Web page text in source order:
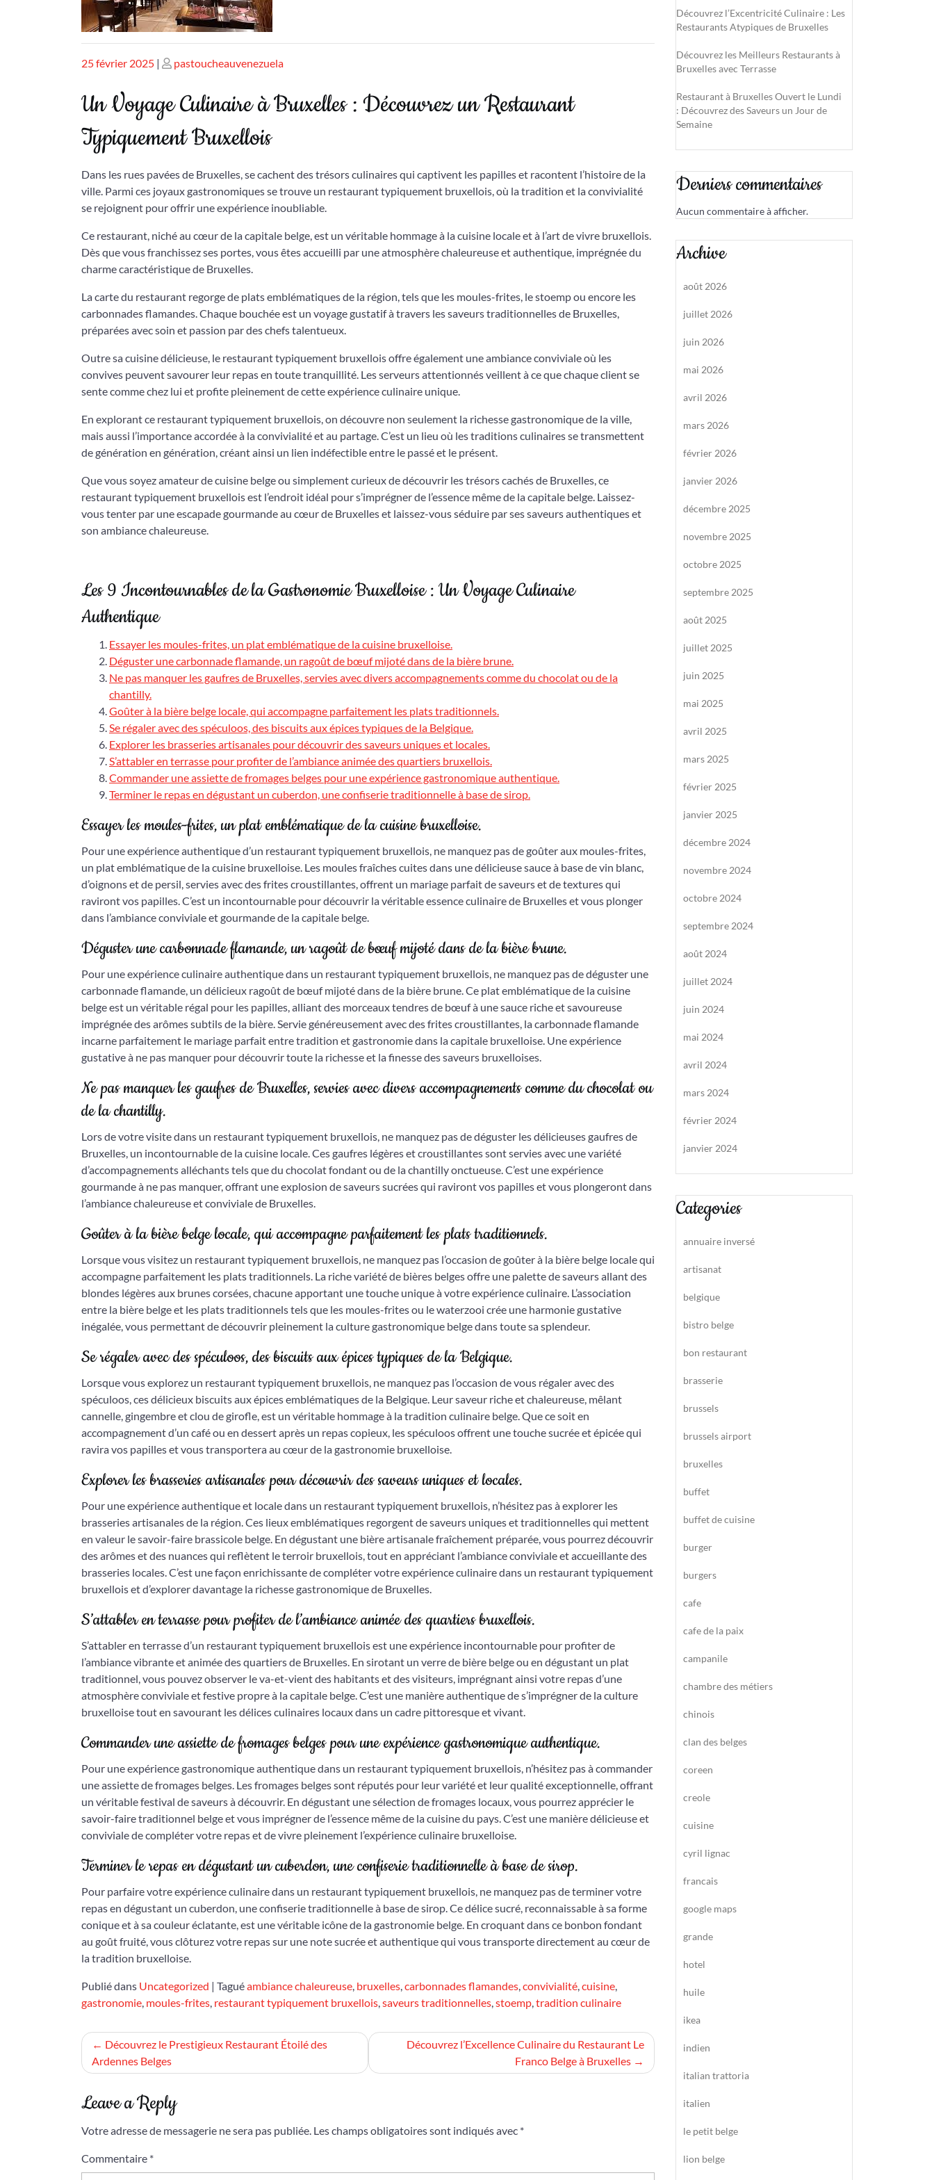
Publié
25 février 2025 | Publié
pastoucheauvenezuela
Un Voyage Culinaire à Bruxelles : Découvrez un Restaurant
Typiquement Bruxellois
Dans les rues pavées de Bruxelles, se cachent des trésors culinaires qui captivent les papilles et racontent l’histoire de la
ville. Parmi ces joyaux gastronomiques se trouve un restaurant typiquement bruxellois, où la tradition et la convivialité
se rejoignent pour offrir une expérience inoubliable.
Ce restaurant, niché au cœur de la capitale belge, est un véritable hommage à la cuisine locale et à l’art de vivre bruxellois.
Dès que vous franchissez ses portes, vous êtes accueilli par une atmosphère chaleureuse et authentique, imprégnée du
charme caractéristique de Bruxelles.
La carte du restaurant regorge de plats emblématiques de la région, tels que les moules-frites, le stoemp ou encore les
carbonnades flamandes. Chaque bouchée est un voyage gustatif à travers les saveurs traditionnelles de Bruxelles,
préparées avec soin et passion par des chefs talentueux.
Outre sa cuisine délicieuse, le restaurant typiquement bruxellois offre également une ambiance conviviale où les
convives peuvent savourer leur repas en toute tranquillité. Les serveurs attentionnés veillent à ce que chaque client se
sente comme chez lui et profite pleinement de cette expérience culinaire unique.
En explorant ce restaurant typiquement bruxellois, on découvre non seulement la richesse gastronomique de la ville,
mais aussi l’importance accordée à la convivialité et au partage. C’est un lieu où les traditions culinaires se transmettent
de génération en génération, créant ainsi un lien indéfectible entre le passé et le présent.
Que vous soyez amateur de cuisine belge ou simplement curieux de découvrir les trésors cachés de Bruxelles, ce
restaurant typiquement bruxellois est l’endroit idéal pour s’imprégner de l’essence même de la capitale belge. Laissez-
vous tenter par une escapade gourmande au cœur de Bruxelles et laissez-vous séduire par ses saveurs authentiques et
son ambiance chaleureuse.
Les 9 Incontournables de la Gastronomie Bruxelloise : Un Voyage Culinaire
Authentique
Essayer les moules-frites, un plat emblématique de la cuisine bruxelloise.
Déguster une carbonnade flamande, un ragoût de bœuf mijoté dans de la bière brune.
Ne pas manquer les gaufres de Bruxelles, servies avec divers accompagnements comme du chocolat ou de la
chantilly.
Goûter à la bière belge locale, qui accompagne parfaitement les plats traditionnels.
Se régaler avec des spéculoos, des biscuits aux épices typiques de la Belgique.
Explorer les brasseries artisanales pour découvrir des saveurs uniques et locales.
S’attabler en terrasse pour profiter de l’ambiance animée des quartiers bruxellois.
Commander une assiette de fromages belges pour une expérience gastronomique authentique.
Terminer le repas en dégustant un cuberdon, une confiserie traditionnelle à base de sirop.
Essayer les moules-frites, un plat emblématique de la cuisine bruxelloise.
Pour une expérience authentique d’un restaurant typiquement bruxellois, ne manquez pas de goûter aux moules-frites,
un plat emblématique de la cuisine bruxelloise. Les moules fraîches cuites dans une délicieuse sauce à base de vin blanc,
d’oignons et de persil, servies avec des frites croustillantes, offrent un mariage parfait de saveurs et de textures qui
raviront vos papilles. C’est un incontournable pour découvrir la véritable essence culinaire de Bruxelles et vous plonger
dans l’ambiance conviviale et gourmande de la capitale belge.
Déguster une carbonnade flamande, un ragoût de bœuf mijoté dans de la bière brune.
Pour une expérience culinaire authentique dans un restaurant typiquement bruxellois, ne manquez pas de déguster une
carbonnade flamande, un délicieux ragoût de bœuf mijoté dans de la bière brune. Ce plat emblématique de la cuisine
belge est un véritable régal pour les papilles, alliant des morceaux tendres de bœuf à une sauce riche et savoureuse
imprégnée des arômes subtils de la bière. Servie généreusement avec des frites croustillantes, la carbonnade flamande
incarne parfaitement le mariage parfait entre tradition et gastronomie dans la capitale bruxelloise. Une expérience
gustative à ne pas manquer pour découvrir toute la richesse et la finesse des saveurs bruxelloises.
Ne pas manquer les gaufres de Bruxelles, servies avec divers accompagnements comme du chocolat ou
de la chantilly.
Lors de votre visite dans un restaurant typiquement bruxellois, ne manquez pas de déguster les délicieuses gaufres de
Bruxelles, un incontournable de la cuisine locale. Ces gaufres légères et croustillantes sont servies avec une variété
d’accompagnements alléchants tels que du chocolat fondant ou de la chantilly onctueuse. C’est une expérience
gourmande à ne pas manquer, offrant une explosion de saveurs sucrées qui raviront vos papilles et vous plongeront dans
l’ambiance chaleureuse et conviviale de Bruxelles.
Goûter à la bière belge locale, qui accompagne parfaitement les plats traditionnels.
Lorsque vous visitez un restaurant typiquement bruxellois, ne manquez pas l’occasion de goûter à la bière belge locale qui
accompagne parfaitement les plats traditionnels. La riche variété de bières belges offre une palette de saveurs allant des
blondes légères aux brunes corsées, chacune apportant une touche unique à votre expérience culinaire. L’association
entre la bière belge et les plats traditionnels tels que les moules-frites ou le waterzooi crée une harmonie gustative
inégalée, vous permettant de découvrir pleinement la culture gastronomique belge dans toute sa splendeur.
Se régaler avec des spéculoos, des biscuits aux épices typiques de la Belgique.
Lorsque vous explorez un restaurant typiquement bruxellois, ne manquez pas l’occasion de vous régaler avec des
spéculoos, ces délicieux biscuits aux épices emblématiques de la Belgique. Leur saveur riche et chaleureuse, mêlant
cannelle, gingembre et clou de girofle, est un véritable hommage à la tradition culinaire belge. Que ce soit en
accompagnement d’un café ou en dessert après un repas copieux, les spéculoos offrent une touche sucrée et épicée qui
ravira vos papilles et vous transportera au cœur de la gastronomie bruxelloise.
Explorer les brasseries artisanales pour découvrir des saveurs uniques et locales.
Pour une expérience authentique et locale dans un restaurant typiquement bruxellois, n’hésitez pas à explorer les
brasseries artisanales de la région. Ces lieux emblématiques regorgent de saveurs uniques et traditionnelles qui mettent
en valeur le savoir-faire brassicole belge. En dégustant une bière artisanale fraîchement préparée, vous pourrez découvrir
des arômes et des nuances qui reflètent le terroir bruxellois, tout en appréciant l’ambiance conviviale et accueillante des
brasseries locales. C’est une façon enrichissante de compléter votre expérience culinaire dans un restaurant typiquement
bruxellois et d’explorer davantage la richesse gastronomique de Bruxelles.
S’attabler en terrasse pour profiter de l’ambiance animée des quartiers bruxellois.
S’attabler en terrasse d’un restaurant typiquement bruxellois est une expérience incontournable pour profiter de
l’ambiance vibrante et animée des quartiers de Bruxelles. En sirotant un verre de bière belge ou en dégustant un plat
traditionnel, vous pouvez observer le va-et-vient des habitants et des visiteurs, imprégnant ainsi votre repas d’une
atmosphère conviviale et festive propre à la capitale belge. C’est une manière authentique de s’imprégner de la culture
bruxelloise tout en savourant les délices culinaires locaux dans un cadre pittoresque et vivant.
Commander une assiette de fromages belges pour une expérience gastronomique authentique.
Pour une expérience gastronomique authentique dans un restaurant typiquement bruxellois, n’hésitez pas à commander
une assiette de fromages belges. Les fromages belges sont réputés pour leur variété et leur qualité exceptionnelle, offrant
un véritable festival de saveurs à découvrir. En dégustant une sélection de fromages locaux, vous pourrez apprécier le
savoir-faire traditionnel belge et vous imprégner de l’essence même de la cuisine du pays. C’est une manière délicieuse et
conviviale de compléter votre repas et de vivre pleinement l’expérience culinaire bruxelloise.
Terminer le repas en dégustant un cuberdon, une confiserie traditionnelle à base de sirop.
Pour parfaire votre expérience culinaire dans un restaurant typiquement bruxellois, ne manquez pas de terminer votre
repas en dégustant un cuberdon, une confiserie traditionnelle à base de sirop. Ce délice sucré, reconnaissable à sa forme
conique et à sa couleur éclatante, est une véritable icône de la gastronomie belge. En croquant dans ce bonbon fondant
au goût fruité, vous clôturez votre repas sur une note sucrée et authentique qui vous transporte directement au cœur de
la tradition bruxelloise.
Publié dans Uncategorized | Taguéambiance chaleureuse, bruxelles,carbonnades flamandes,convivialité,cuisine,
gastronomie, moules-frites, restaurant typiquement bruxellois,saveurs traditionnelles,stoemp,tradition culinaire
Navigation
de
l’article
Découvrez le Prestigieux Restaurant Étoilé des
Ardennes Belges
Découvrez l’Excellence Culinaire du Restaurant Le
Franco Belge à Bruxelles
Leave a Reply
Votre adresse de messagerie ne sera pas publiée. Les champs obligatoires sont indiqués avec *
Commentaire *
Découvrez l’Excentricité Culinaire : Les
Restaurants Atypiques de Bruxelles
Découvrez les Meilleurs Restaurants à
Bruxelles avec Terrasse
Restaurant à Bruxelles Ouvert le Lundi
: Découvrez des Saveurs un Jour de
Semaine
Derniers commentaires
Aucun commentaire à afficher.
Archive
août 2026
juillet 2026
juin 2026
mai 2026
avril 2026
mars 2026
février 2026
janvier 2026
décembre 2025
novembre 2025
octobre 2025
septembre 2025
août 2025
juillet 2025
juin 2025
mai 2025
avril 2025
mars 2025
février 2025
janvier 2025
décembre 2024
novembre 2024
octobre 2024
septembre 2024
août 2024
juillet 2024
juin 2024
mai 2024
avril 2024
mars 2024
février 2024
janvier 2024
Categories
annuaire inversé
artisanat
belgique
bistro belge
bon restaurant
brasserie
brussels
brussels airport
bruxelles
buffet
buffet de cuisine
burger
burgers
cafe
cafe de la paix
campanile
chambre des métiers
chinois
clan des belges
coreen
creole
cuisine
cyril lignac
francais
google maps
grande
hotel
huile
ikea
indien
italian trattoria
italien
le petit belge
lion belge